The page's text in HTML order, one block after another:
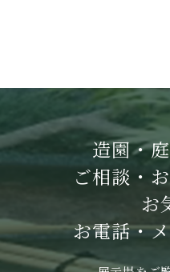
造園・
ご相談・
お
お電話・